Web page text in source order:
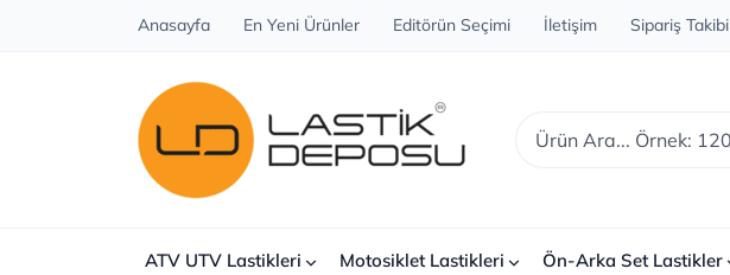
Anasayfa En Yeni Ürünler Editörün Seçimi İletişim Sipariş Takibi
ATV UTV Lastikleri Motosiklet Lastikleri Ön-Arka Set Lastikler